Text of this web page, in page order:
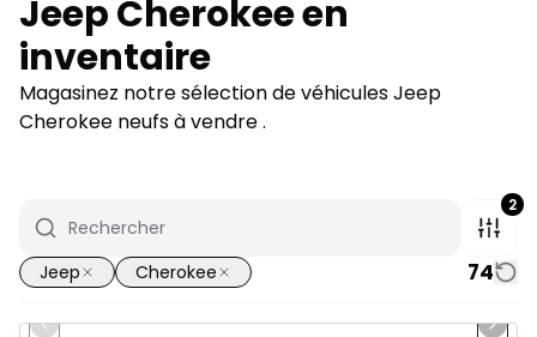
Jeep Cherokee en
inventaire
Magasinez notre sélection de véhicules Jeep
Cherokee neufs à vendre .
2
Jeep Cherokee 74
En stock